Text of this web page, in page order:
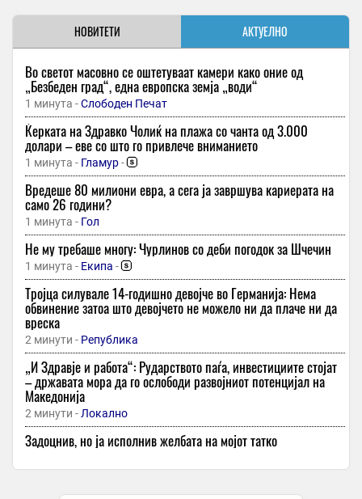
НОВИТЕТИ АКТУЕЛНО
Во светот масовно се оштетуваат камери како оние од
„Безбеден град“, една европска земја „води“
1 минута -Слободен Печат
Ќерката на Здравко Чолиќ на плажа со чанта од 3.000
долари – еве со што го привлече вниманието
1 минута - Гламур-
Вредеше 80 милиони евра, а сега ја завршува кариерата на
само 26 години?
1 минута - Гол
Не му требаше многу: Чурлинов со деби погодок за Шчечин
1 минута - Екипа -
Тројца силувале 14-годишно девојче во Германија: Нема
обвинение затоа што девојчето не можело ни да плаче ни да
вреска
2 минути - Република
„И Здравје и работа“: Рударството паѓа, инвестициите стојат
– државата мора да го ослободи развојниот потенцијал на
Македонија
2 минути -Локално
Задоцнив, но ја исполнив желбата на мојот татко